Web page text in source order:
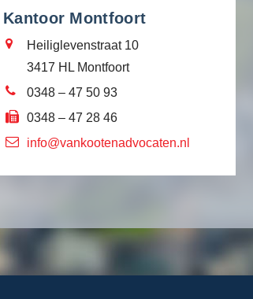
Kantoor Montfoort
Heiliglevenstraat 10
3417 HL Montfoort
0348 – 47 50 93
0348 – 47 28 46
info@vankootenadvocaten.nl